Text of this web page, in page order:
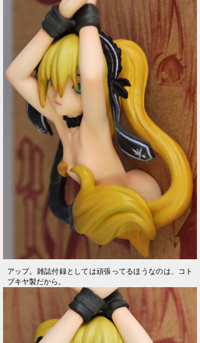
アップ。雑誌付録としては頑張ってるほうなのは、コト
ブキヤ製だから。